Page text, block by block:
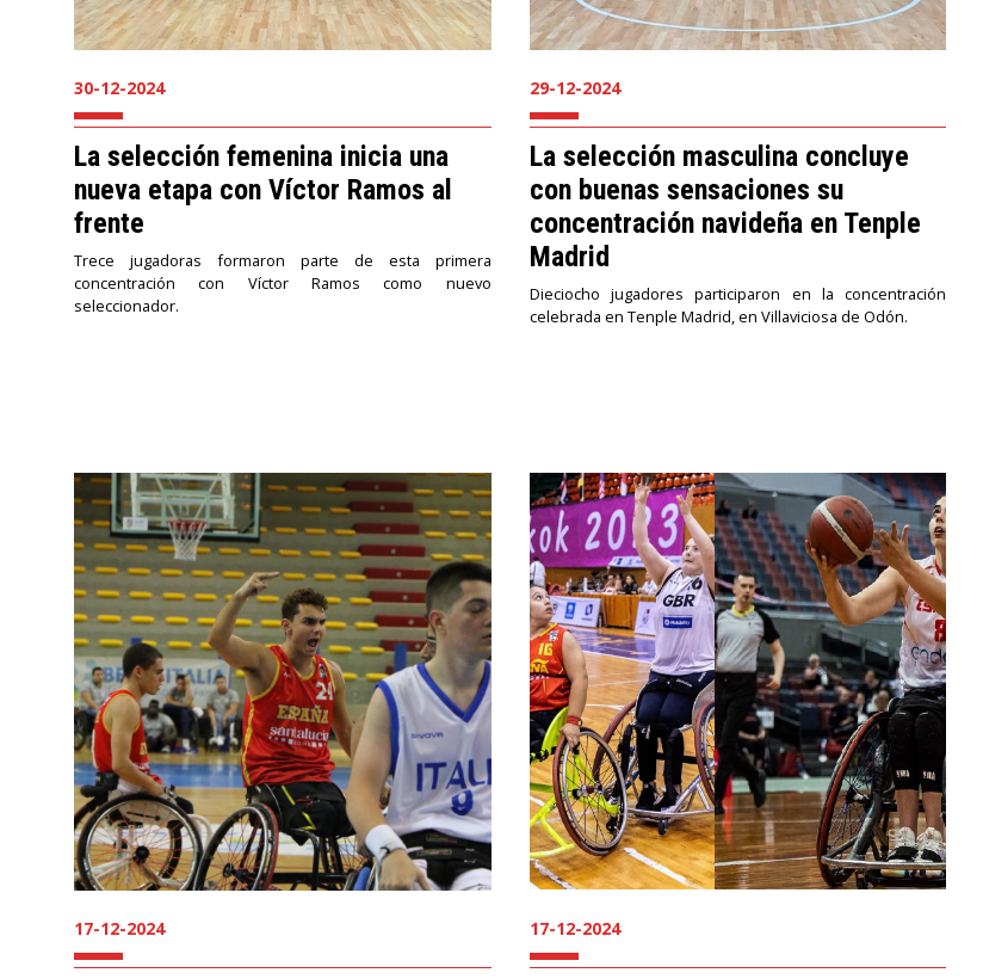
30-12-2024
La selección femenina inicia una
nueva etapa con Víctor Ramos al
frente
Trece jugadoras formaron parte de esta primera
concentración con Víctor Ramos como nuevo
seleccionador.
29-12-2024
La selección masculina concluye
con buenas sensaciones su
concentración navideña en Tenple
Madrid
Dieciocho jugadores participaron en la concentración
celebrada en Tenple Madrid, en Villaviciosa de Odón.
17-12-2024 17-12-2024